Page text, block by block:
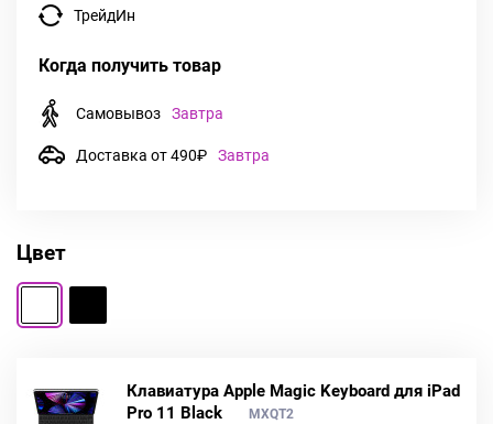
ТрейдИн
Когда получить товар
Самовывоз Завтра
Доставка от 490₽ Завтра
Цвет
Клавиатура Apple Magic Keyboard для iPad
Pro 11 Black
MXQT2